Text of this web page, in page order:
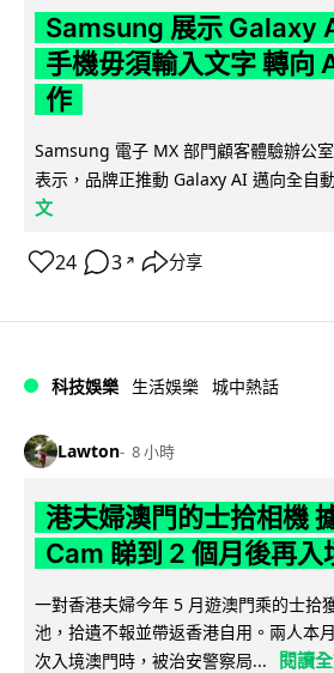
Samsung 展示 Galaxy
手機毋須輸入文字 轉向
作
Samsung 電子 MX 部門顧客體驗辦公
表示，品牌正推動 Galaxy AI 邁向全自
文
24 3 ↗ 分享
科技娛樂 生活娛樂 城中熱話
Lawton 8 小時
港夫婦澳門的士拾相機
Cam 睇到 2 個月後再入
一對香港夫婦今年 5 月遊澳門乘的士拾
池，拾遺不報並帶返香港自用。兩人本
次入境澳門時，被治安警察局...
閱讀